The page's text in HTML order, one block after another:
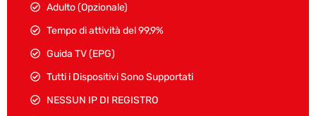
Adulto (Opzionale)
Tempo di attività del 99,9%
Guida TV (EPG)
Tutti i Dispositivi Sono Supportati
NESSUN IP DI REGISTRO